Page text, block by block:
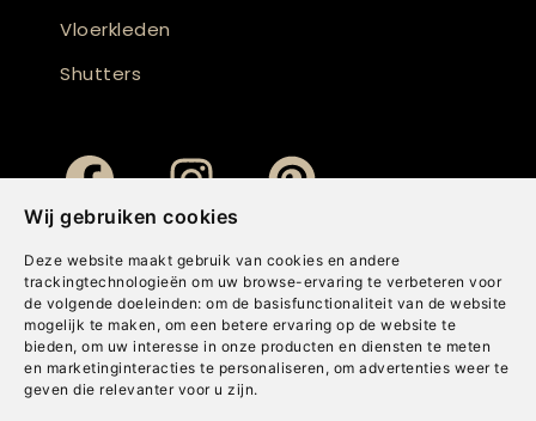
Wij gebruiken cookies
Deze website maakt gebruik van cookies en andere
trackingtechnologieën om uw browse-ervaring te verbeteren voor
de volgende doeleinden: om de basisfunctionaliteit van de website
mogelijk te maken , om een betere ervaring op de website te
bieden, om uw interesse in onze producten en diensten te meten
en marketinginteracties te personaliseren , om advertenties weer te
geven die relevanter voor u zijn.
Vloerkleden
Shutters